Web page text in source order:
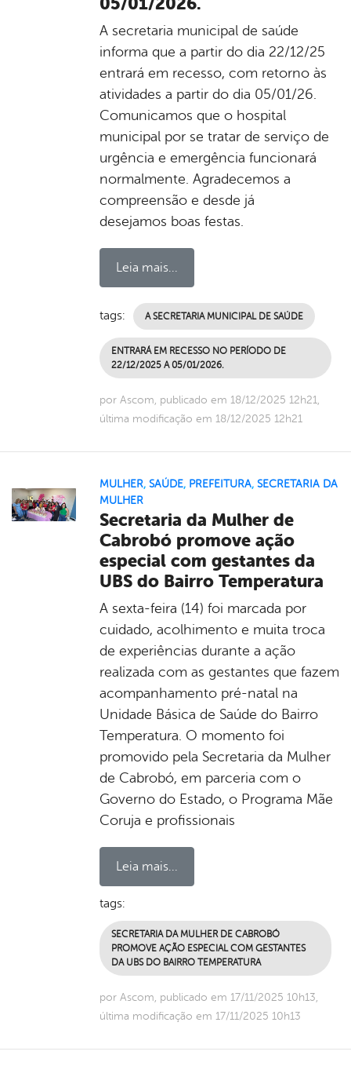
A secretaria municipal de saúde
informa que a partir do dia 22/12/25
entrará em recesso, com retorno às
atividades a partir do dia 05/01/26.
Comunicamos que o hospital
municipal por se tratar de serviço de
urgência e emergência funcionará
normalmente. Agradecemos a
compreensão e desde já
desejamos boas festas.
Leia mais...
tags: A SECRETARIA MUNICIPAL DE SAÚDE
ENTRARÁ EM RECESSO NO PERÍODO DE
22/12/2025 A 05/01/2026.
por Ascom, publicado em 18/12/2025 12h21,
última modificação em 18/12/2025 12h21
MULHER, SAÚDE, PREFEITURA, SECRETARIA DA
MULHER
Secretaria da Mulher de
Cabrobó promove ação
especial com gestantes da
UBS do Bairro Temperatura
A sexta-feira (14) foi marcada por
cuidado, acolhimento e muita troca
de experiências durante a ação
realizada com as gestantes que fazem
acompanhamento pré-natal na
Unidade Básica de Saúde do Bairro
Temperatura. O momento foi
promovido pela Secretaria da Mulher
de Cabrobó, em parceria com o
Governo do Estado, o Programa Mãe
Coruja e profissionais
Leia mais...
tags:
SECRETARIA DA MULHER DE CABROBÓ
PROMOVE AÇÃO ESPECIAL COM GESTANTES
DA UBS DO BAIRRO TEMPERATURA
por Ascom, publicado em 17/11/2025 10h13,
última modificação em 17/11/2025 10h13